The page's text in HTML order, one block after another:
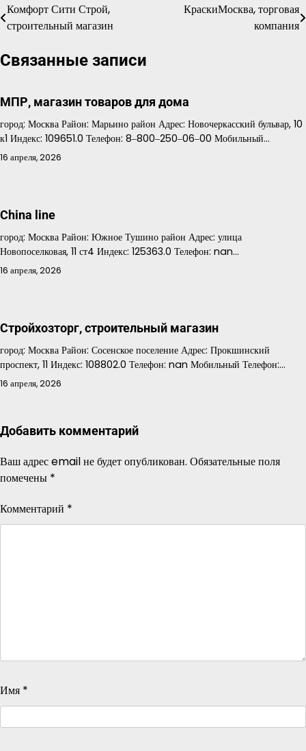
Навигация
по
записям
Комфорт Сити Строй,
строительный магазин
КраскиМосква, торговая
компания
Связанные записи
МПР, магазин товаров для дома
город: Москва Район: Марьино район Адрес: Новочеркасский бульвар, 10
к1 Индекс: 109651.0 Телефон: 8‒800‒250‒06‒00 Мобильный…
16 апреля, 2026
China line
город: Москва Район: Южное Тушино район Адрес: улица
Новопоселковая, 11 ст4 Индекс: 125363.0 Телефон: nan…
16 апреля, 2026
Стройхозторг, строительный магазин
город: Москва Район: Сосенское поселение Адрес: Прокшинский
проспект, 11 Индекс: 108802.0 Телефон: nan Мобильный Телефон:…
16 апреля, 2026
Добавить комментарий
Ваш адрес email не будет опубликован. Обязательные поля
помечены *
Комментарий *
Имя *